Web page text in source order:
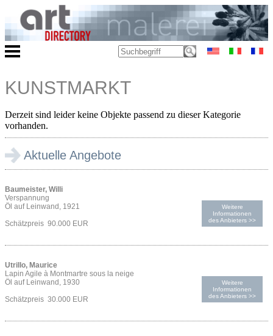
KUNSTMARKT
Derzeit sind leider keine Objekte passend zu dieser Kategorie
vorhanden.
Aktuelle Angebote
Baumeister, Willi
Verspannung
Öl auf Leinwand, 1921
Schätzpreis 90.000 EUR
Weitere
Informationen
des Anbieters >>
Utrillo, Maurice
Lapin Agile à Montmartre sous la neige
Öl auf Leinwand, 1930
Schätzpreis 30.000 EUR
Weitere
Informationen
des Anbieters >>